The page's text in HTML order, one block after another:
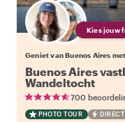
Kies jouw
Geniet van Buenos Aires
Buenos Aires
Wandeltocht
700
PHOTO TOUR